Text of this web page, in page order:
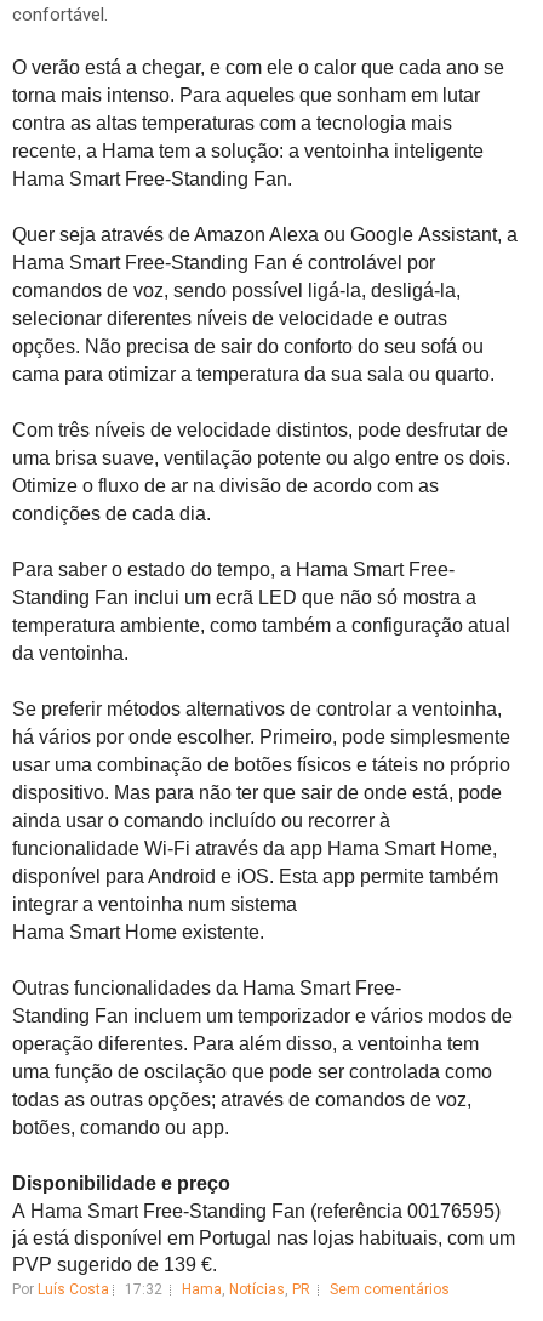
confortável.
O verão está a chegar, e com ele o calor que cada ano se
torna mais intenso. Para aqueles que sonham em lutar
contra as altas temperaturas com a tecnologia mais
recente, a Hama tem a solução: a ventoinha inteligente
Hama Smart Free-Standing Fan.
Quer seja através de Amazon Alexa ou Google Assistant, a
Hama Smart Free-Standing Fan é controlável por
comandos de voz, sendo possível ligá-la, desligá-la,
selecionar diferentes níveis de velocidade e outras
opções. Não precisa de sair do conforto do seu sofá ou
cama para otimizar a temperatura da sua sala ou quarto.
Com três níveis de velocidade distintos, pode desfrutar de
uma brisa suave, ventilação potente ou algo entre os dois.
Otimize o fluxo de ar na divisão de acordo com as
condições de cada dia.
Para saber o estado do tempo, a Hama Smart Free-
Standing Fan inclui um ecrã LED que não só mostra a
temperatura ambiente, como também a configuração atual
da ventoinha.
Se preferir métodos alternativos de controlar a ventoinha,
há vários por onde escolher. Primeiro, pode simplesmente
usar uma combinação de botões físicos e táteis no próprio
dispositivo. Mas para não ter que sair de onde está, pode
ainda usar o comando incluído ou recorrer à
funcionalidade Wi-Fi através da app Hama Smart Home,
disponível para Android e iOS. Esta app permite também
integrar a ventoinha num sistema
Hama Smart Home existente.
Outras funcionalidades da Hama Smart Free-
Standing Fan incluem um temporizador e vários modos de
operação diferentes. Para além disso, a ventoinha tem
uma função de oscilação que pode ser controlada como
todas as outras opções; através de comandos de voz,
botões, comando ou app.
Disponibilidade e preço
A Hama Smart Free-Standing Fan (referência 00176595)
já está disponível em Portugal nas lojas habituais, com um
PVP sugerido de 139 €.
Por Luís Costa 17:32 Hama, Notícias, PR Sem comentários